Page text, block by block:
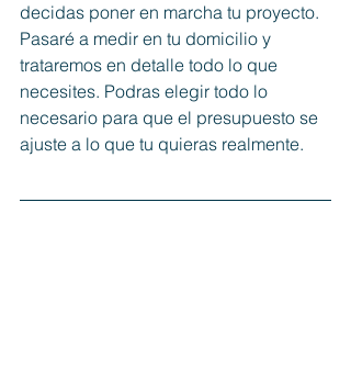
decidas poner en marcha tu proyecto.
Pasaré a medir en tu domicilio y
trataremos en detalle todo lo que
necesites. Podras elegir todo lo
necesario para que el presupuesto se
ajuste a lo que tu quieras realmente.